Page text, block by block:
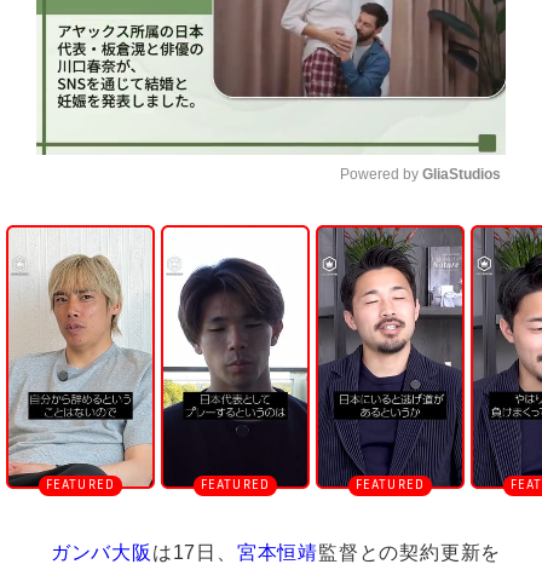
U
n
m
u
t
e
Powered by GliaStudios
ガンバ大阪 は17日、 宮本恒靖監督との契約更新を